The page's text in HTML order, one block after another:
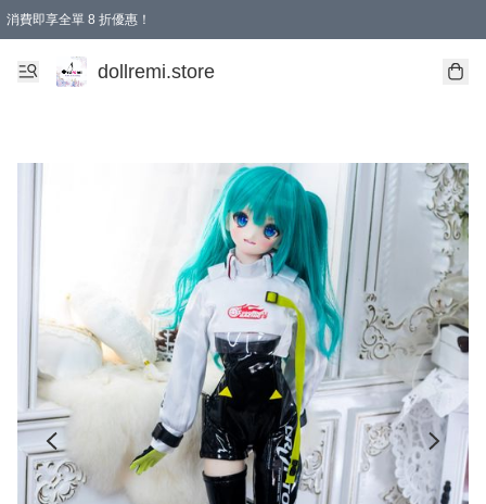
消費即享全單 8 折優惠！
購物滿 HKD 1500.00即享免運費優惠！（適用於 本地送貨、本地取貨、國際送貨 )
dollremi.store